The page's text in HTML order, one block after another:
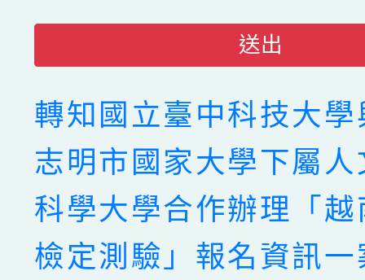
送出
轉知國立臺中科技大
志明市國家大學下屬
科學大學合作辦理「
檢定測驗」報名資訊一